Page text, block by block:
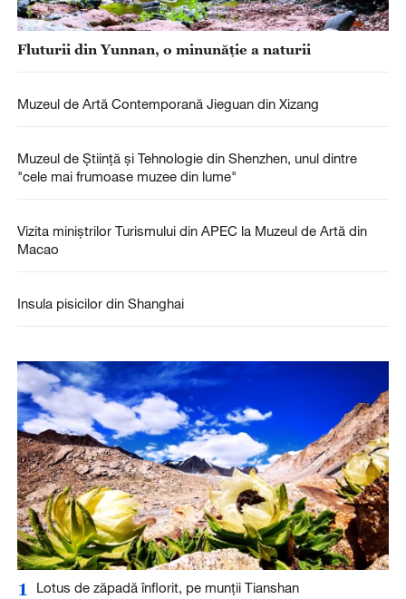
Fluturii din Yunnan, o minunăție a naturii
Muzeul de Artă Contemporană Jieguan din Xizang
Muzeul de Știință și Tehnologie din Shenzhen, unul dintre
"cele mai frumoase muzee din lume"
Vizita miniștrilor Turismului din APEC la Muzeul de Artă din
Macao
Insula pisicilor din Shanghai
1 Lotus de zăpadă înflorit, pe munții Tianshan